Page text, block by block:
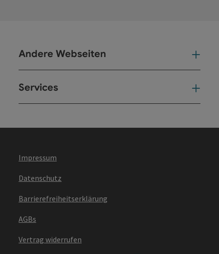
Andere Webseiten
Services
Impressum
Datenschutz
Barrierefreiheitserklärung
AGBs
Vertrag widerrufen